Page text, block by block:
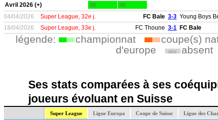
Avril 2026 (+) 90 90
04/04/2026 Super League, 32e j. FC Bale 3-3 Young Boys
18/04/2026
Super League, 33e j. FC Thoune 3-1 FC Bale
légende: championnat
coupe(s)
d'europe
abs. absent
Ses stats comparées à ses
joueurs évoluant en Suisse
Super League Ligue Europa Coupe de Suisse Ligue des